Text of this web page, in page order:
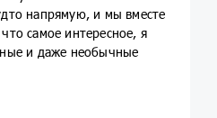
напрямую, и мы вместе
самое интересное, я
и даже необычные